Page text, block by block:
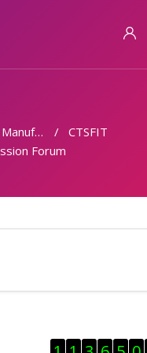
CTSFIT
Forum
ब्लॉक से हट जायें